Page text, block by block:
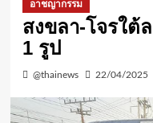
อาชญากรรม
สงขลา-โจรใต้
1 รูป
@thainews 22/04/2025